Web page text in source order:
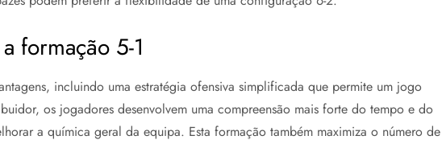
formação 5-1
incluindo uma estratégia ofensiva simplificada que permite um jogo
os jogadores desenvolvem uma compreensão mais forte do tempo e do
a química geral da equipa. Esta formação também maximiza o número de